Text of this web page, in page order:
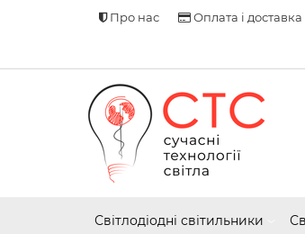
Про нас Оплата і доставка
Світлодіодні світильники